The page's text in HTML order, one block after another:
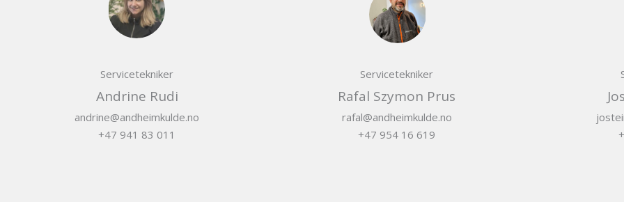
Servicetekniker
Andrine Rudi
andrine@andheimkulde.no
+47 941 83 011
Servicetekniker
Rafal Szymon Prus
rafal@andheimkulde.no
+47 954 16 619